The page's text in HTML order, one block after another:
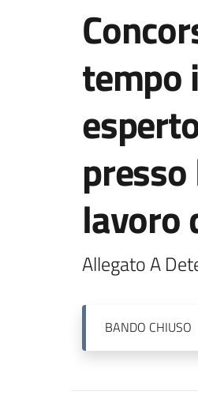
tempo
lavoro
Allegato A
BANDO CHIUSO